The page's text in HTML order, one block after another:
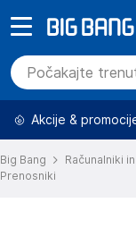
Akcije &
Big Bang Računalniki
Prenosniki